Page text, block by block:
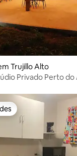
Trujillo Alto
Privado Perto